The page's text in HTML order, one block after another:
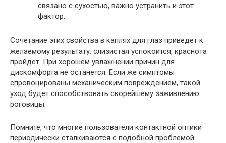
связано с сухостью, важно устранить и этот
фактор.
Сочетание этих свойства в каплях для глаз приведет к
желаемому результату: слизистая успокоится, краснота
пройдет. При хорошем увлажнении причин для
дискомфорта не останется. Если же симптомы
спровоцированы механическим повреждением, такой
уход будет способствовать скорейшему заживлению
роговицы.
Помните, что многие пользователи контактной оптики
периодически сталкиваются с подобной проблемой.